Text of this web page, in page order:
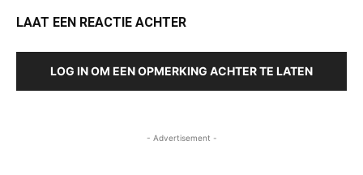
LAAT EEN REACTIE ACHTER
LOG IN OM EEN OPMERKING ACHTER TE LATEN
- Advertisement -